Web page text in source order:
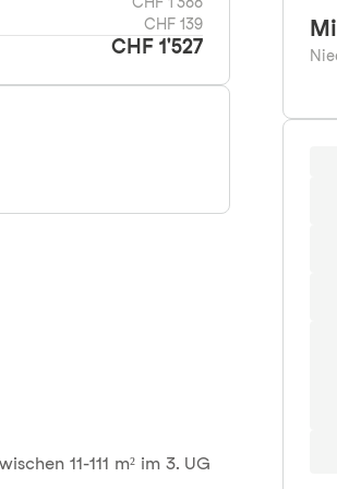
CHF 139
CHF 1'527
11-111 m² im 3. UG